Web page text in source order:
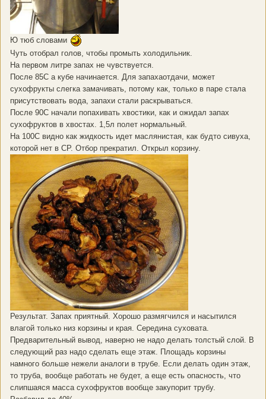
Ю тюб словами
Чуть отобрал голов, чтобы промыть холодильник.
На первом литре запах не чувствуется.
После 85С а кубе начинается. Для запахаотдачи, может
сухофрукты слегка замачивать, потому как, только в паре стала
присутствовать вода, запахи стали раскрываться.
После 90С начали попахивать хвостики, как и ожидал запах
сухофруктов в хвостах. 1,5л полет нормальный.
На 100С видно как жидкость идет маслянистая, как будто сивуха,
которой нет в СР. Отбор прекратил. Открыл корзину.
Результат. Запах приятный. Хорошо размягчился и насытился
влагой только низ корзины и края. Середина суховата.
Предварительный вывод, наверно не надо делать толстый слой. В
следующий раз надо сделать еще этаж. Площадь корзины
намного больше нежели аналоги в трубе. Если делать один этаж,
то труба, вообще работать не будет, а еще есть опасность, что
слипшаяся масса сухофруктов вообще закупорит трубу.